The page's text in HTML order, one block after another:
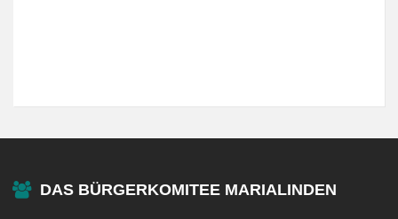
DAS BÜRGERKOMITEE MARIALINDEN